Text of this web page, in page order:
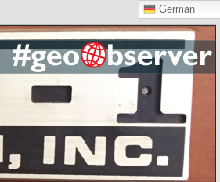
German